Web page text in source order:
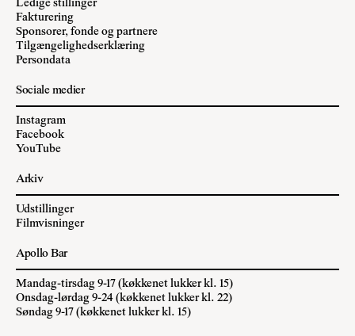
Ledige stillinger
Fakturering
Sponsorer, fonde og partnere
Tilgængelighedserklæring
Persondata
Sociale medier
Instagram
Facebook
YouTube
Arkiv
Udstillinger
Filmvisninger
Apollo Bar
Mandag-tirsdag 9-17 (køkkenet lukker kl. 15)
Onsdag-lørdag 9-24 (køkkenet lukker kl. 22)
Søndag 9-17 (køkkenet lukker kl. 15)